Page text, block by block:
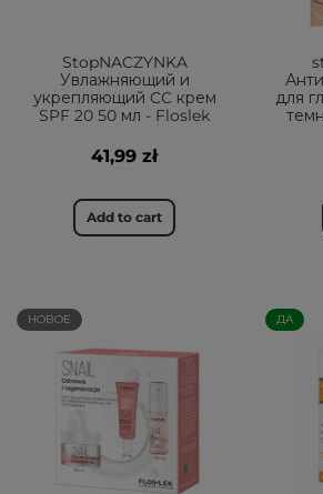
StopNACZYNKA
Увлажняющий и
укрепляющий CC крем
SPF 20 50 мл - Floslek
41,99 zł
Add to cart
для
НОВОЕ ДА